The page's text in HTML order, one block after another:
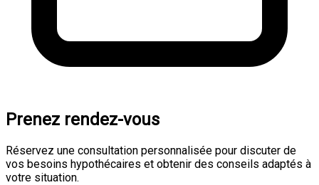
Prenez rendez-vous
Réservez une consultation personnalisée pour discuter de
vos besoins hypothécaires et obtenir des conseils adaptés à
votre situation.